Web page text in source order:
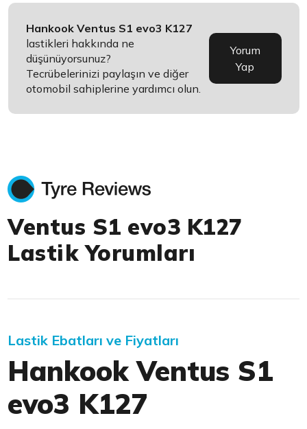
Hankook Ventus S1 evo3 K127
lastikleri hakkında ne
düşünüyorsunuz?
Tecrübelerinizi paylaşın ve diğer
otomobil sahiplerine yardımcı olun.
Yorum
Yap
Ventus S1 evo3 K127
Lastik Yorumları
Lastik Ebatları ve Fiyatları
Hankook Ventus S1
evo3 K127